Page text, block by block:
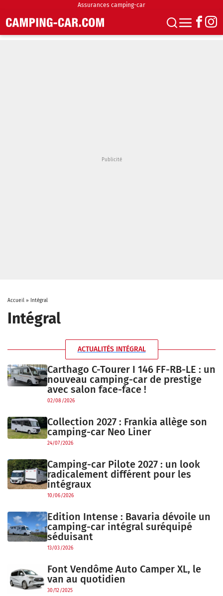
Assurances camping-car
Accueil» Intégral
Intégral
ACTUALITÉS INTÉGRAL
Carthago C-Tourer I 146 FF-RB-LE : un
nouveau camping-car de prestige
avec salon face-face !
02/08/2026
Collection 2027 : Frankia allège son
camping-car Neo Liner
24/07/2026
Camping-car Pilote 2027 : un look
radicalement différent pour les
intégraux
10/06/2026
Edition Intense : Bavaria dévoile un
camping-car intégral suréquipé
séduisant
13/03/2026
Font Vendôme Auto Camper XL, le
van au quotidien
30/12/2025